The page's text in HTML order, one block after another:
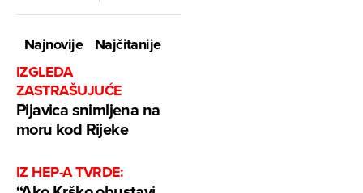
Najnovije
Najčitanije
IZGLEDA
ZASTRAŠUJUĆE
Pijavica snimljena na
moru kod Rijeke
IZ HEP-A TVRDE: